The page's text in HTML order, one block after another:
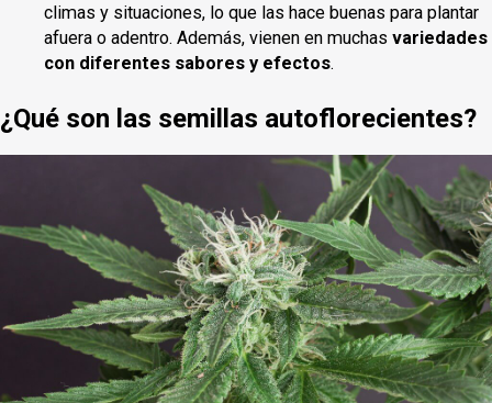
climas y situaciones, lo que las hace buenas para plantar
afuera o adentro. Además, vienen en muchas variedades
con diferentes sabores y efectos.
¿Qué son las semillas autoflorecientes?